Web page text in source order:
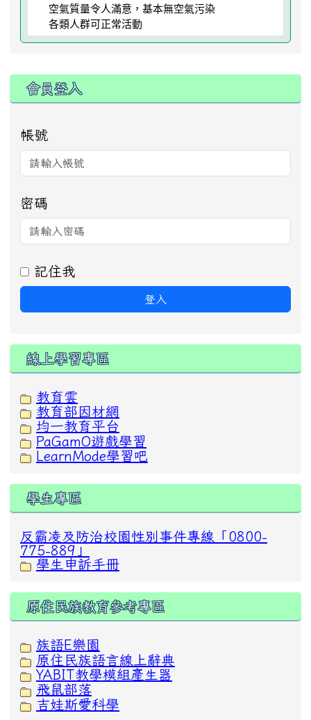
空氣質量令人滿意，基本無空氣污染
各類人群可正常活動
:::
會員登入
帳號
密碼
記住我
登入
線上學習專區
教育雲
教育部因材網
均一教育平台
PaGamO遊戲學習
LearnMode學習吧
學生專區
反霸凌及防治校園性別事件專線「0800-
775-889」
學生申訴手冊
原住民族教育參考專區
族語E樂園
原住民族語言線上辭典
YABIT教學模組產生器
飛鼠部落
吉娃斯愛科學